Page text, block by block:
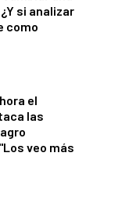
si analizar
como
el
las
veo más